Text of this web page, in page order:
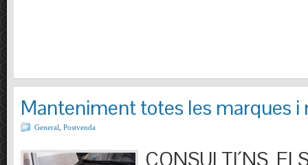
Manteniment totes les marques i
General Postvenda
CONSULTI´NS